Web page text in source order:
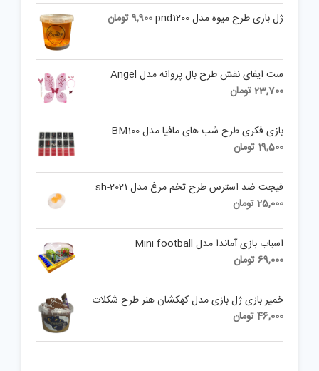
ژل بازی طرح میوه مدل pnd1200 9,900تومان
ست ایفای نقش طرح بال پروانه مدل Angel
23,700تومان
بازی فکری طرح شب های مافیا مدل BM100
19,500 تومان
فیجت ضد استرس طرح تخم مرغ مدل sh-2021
25,000تومان
اسباب بازی آماندا مدل Mini football
69,000تومان
خمیر بازی ژل بازی مدل کهکشان هنر طرح شکلات
46,000تومان